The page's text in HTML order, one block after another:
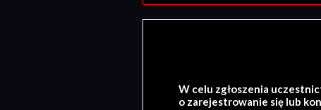
W celu zgłoszenia
o zarejestrowanie się lub